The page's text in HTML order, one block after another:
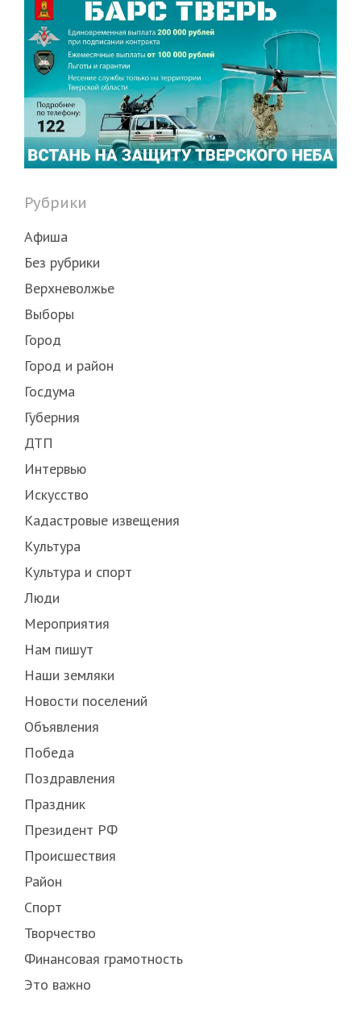
Рубрики
Афиша
Без рубрики
Верхневолжье
Выборы
Город
Город и район
Госдума
Губерния
ДТП
Интервью
Искусство
Кадастровые извещения
Культура
Культура и спорт
Люди
Мероприятия
Нам пишут
Наши земляки
Новости поселений
Объявления
Победа
Поздравления
Праздник
Президент РФ
Происшествия
Район
Спорт
Творчество
Финансовая грамотность
Это важно